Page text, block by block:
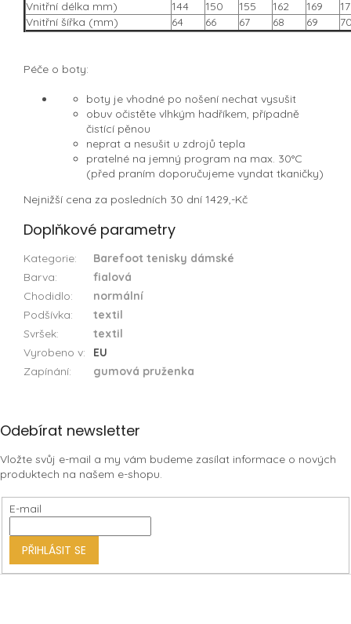
Vnitřní délka mm)
144 150 155 162 169
Vnitřní šířka (mm)
64 66 67 68 69
Péče o boty:
boty je vhodné po nošení nechat vysušit
obuv očistěte vlhkým hadříkem, případně
čistící pěnou
neprat a nesušit u zdrojů tepla
pratelné na jemný program na max. 30°C
(před praním doporučujeme vyndat tkaničky)
Nejnižší cena za posledních 30 dní 1429,-Kč
Doplňkové parametry
Kategorie:
Barefoot tenisky dámské
Barva:
fialová
Chodidlo:
normální
Podšívka:
textil
Svršek:
textil
Vyrobeno v:
EU
Zapínání: gumová pruženka
Z
p
a
t
Odebírat newsletter
Vložte svůj e-mail a my vám budeme zasílat informace o nových
produktech na našem e-shopu.
E-mail
PŘIHLÁSIT SE